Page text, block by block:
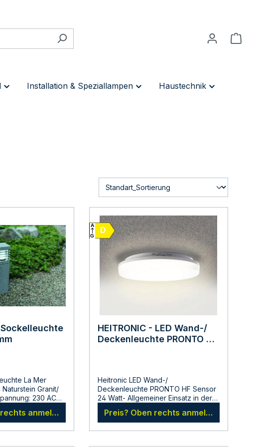
Installation & Speziallampen Haustechnik
Sockelleuchte
La Mer
Granit/
max. 12 Watt mit
von max. 50 mm
Art.Nr.
anmelden
D
A
G
HEITRONIC - LED Wand-/
Deckenleuchte PRONTO PIR
Heitronic LED Wand-/
Deckenleuchte PRONTO HF Sensor
24 Watt- Allgemeiner Einsatz in der
Buerobeleuchtung,
Flaechenbeleuchtung, Werbung,
Verkaufsflaechen, Privatbereichen
Preis? Oben rechts anmelden